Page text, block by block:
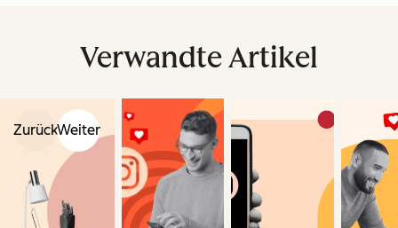
Verwandte Artikel
ZurückWeiter